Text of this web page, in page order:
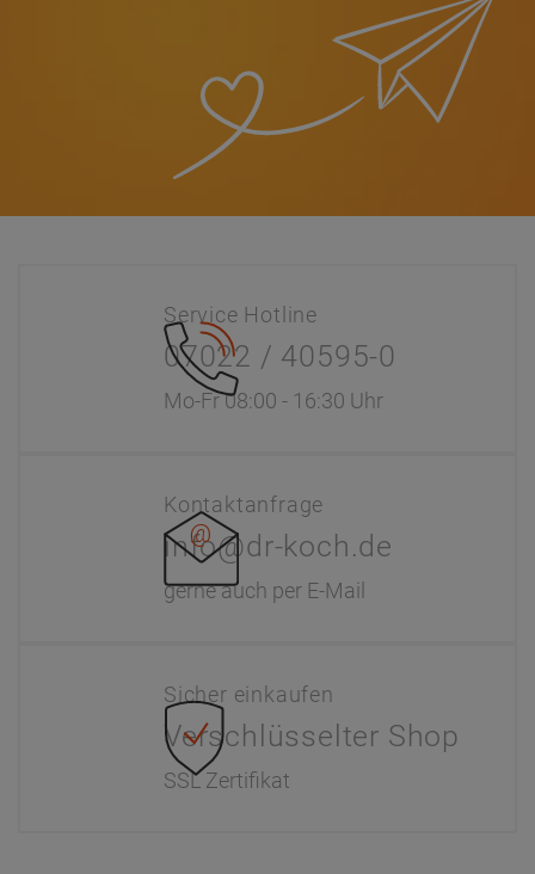
Service Hotline
07022 / 40595-0
Mo-Fr 08:00 - 16:30 Uhr
Kontaktanfrage
info@dr-koch.de
gerne auch per E-Mail
Sicher einkaufen
Verschlüsselter Shop
SSL Zertifikat